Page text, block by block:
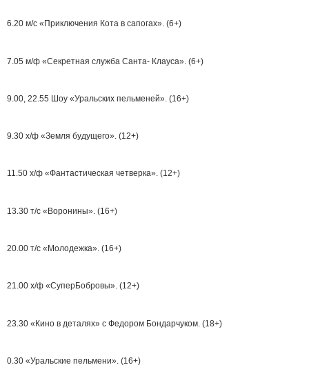
6.20 м/с «Приключения Кота в сапогах». (6+)
7.05 м/ф «Секретная служба Санта- Клауса». (6+)
9.00, 22.55 Шоу «Уральских пельменей». (16+)
9.30 х/ф «Земля будущего». (12+)
11.50 х/ф «Фантастическая четверка». (12+)
13.30 т/с «Воронины». (16+)
20.00 т/с «Молодежка». (16+)
21.00 х/ф «СуперБобровы». (12+)
23.30 «Кино в деталях» с Федором Бондарчуком. (18+)
0.30 «Уральские пельмени». (16+)